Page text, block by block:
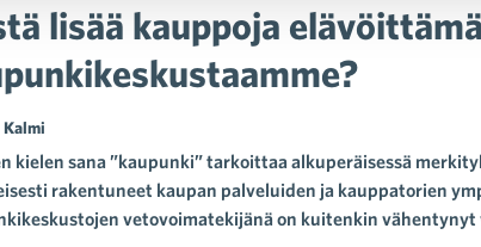
lisää kauppoja
kielen sana ”kaupunki” tarkoittaa alkuperäisessä
rakentuneet kaupan palveluiden ja kauppatorien
vetovoimatekijänä on kuitenkin vähentynyt